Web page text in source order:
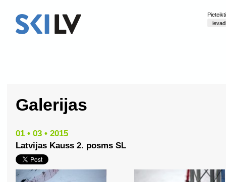
Galerijas
01 • 03 • 2015
Latvijas Kauss 2. posms SL